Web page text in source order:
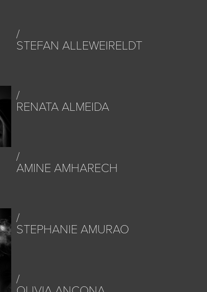
STEFAN ALLEWEIRELDT
RENATA ALMEIDA
AMINE AMHARECH
STEPHANIE AMURAO